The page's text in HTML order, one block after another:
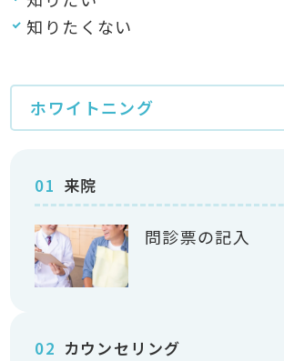
知りたくない
ホワイトニング
01 来院
問診票の記入
02 カウンセリング